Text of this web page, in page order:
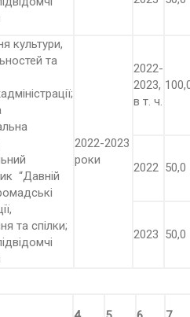
культури,
та
“Давній
та спілки;
2022-2023
роки
2022-
2023,
в т. ч.
2022 50,0
2023 50,0